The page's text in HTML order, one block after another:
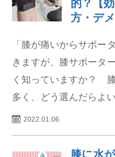
的？【
方・デ
「膝が痛いからサポー
きますが、膝サポータ
く知っていますか？
多く、どう選んだらよ
2022.01.06